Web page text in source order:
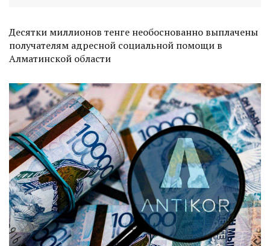
Десятки миллионов тенге необоснованно выплачены
получателям адресной социальной помощи в
Алматинской области